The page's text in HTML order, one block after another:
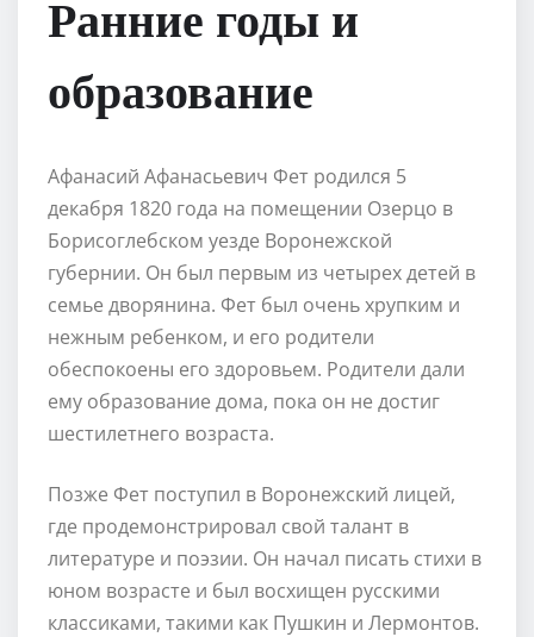
Ранние годы и
образование
Афанасий Афанасьевич Фет родился 5
декабря 1820 года на помещении Озерцо в
Борисоглебском уезде Воронежской
губернии. Он был первым из четырех детей в
семье дворянина. Фет был очень хрупким и
нежным ребенком, и его родители
обеспокоены его здоровьем. Родители дали
ему образование дома, пока он не достиг
шестилетнего возраста.
Позже Фет поступил в Воронежский лицей,
где продемонстрировал свой талант в
литературе и поэзии. Он начал писать стихи в
юном возрасте и был восхищен русскими
классиками, такими как Пушкин и Лермонтов.